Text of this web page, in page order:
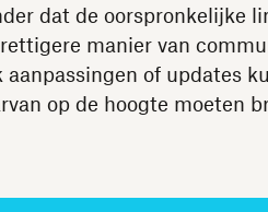
dat de oorspronkelijke
manier van
of updates
op de hoogte moeten